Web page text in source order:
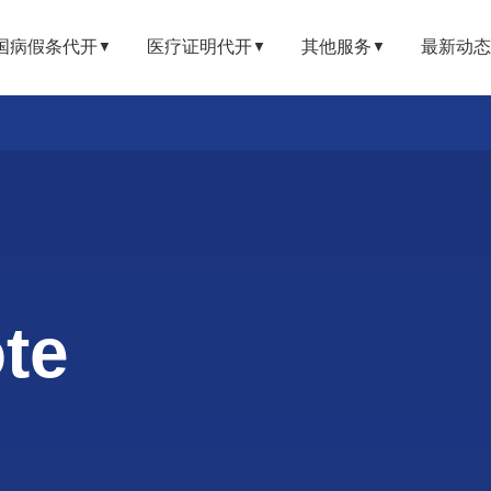
病假条代开▼ 医疗证明代开▼ 其他服务 ▼ 最新动态